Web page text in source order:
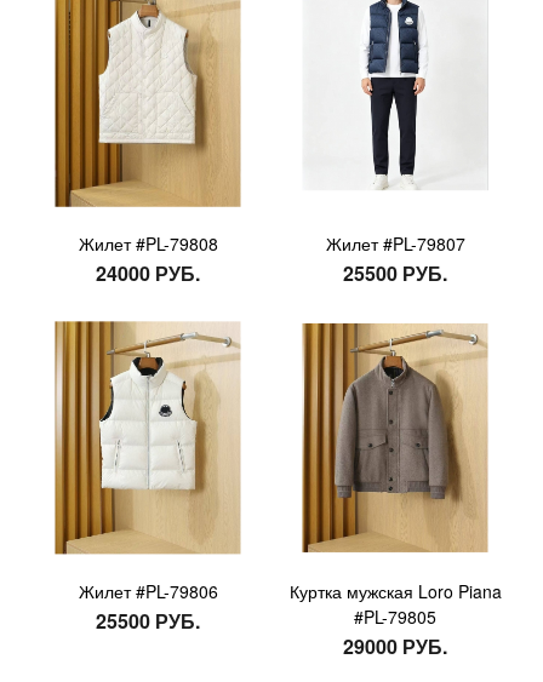
Жилет #PL-79808
24000 РУБ.
Жилет #PL-79807
25500 РУБ.
Жилет #PL-79806
25500 РУБ.
Куртка мужская Loro Piana
#PL-79805
29000 РУБ.